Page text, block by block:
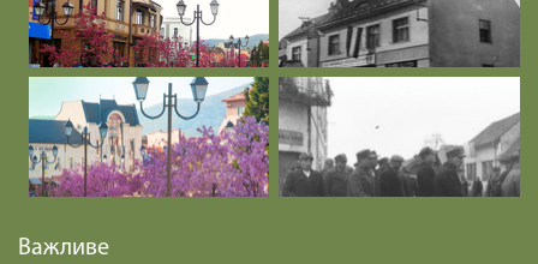
Важливе